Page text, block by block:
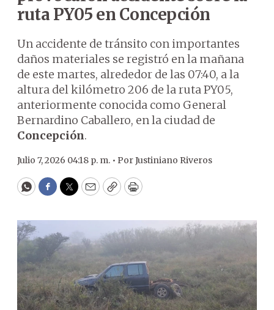
ruta PY05 en Concepción
Un accidente de tránsito con importantes
daños materiales se registró en la mañana
de este martes, alrededor de las 07:40, a la
altura del kilómetro 206 de la ruta PY05,
anteriormente conocida como General
Bernardino Caballero, en la ciudad de
Concepción.
Julio 7, 2026 04:18 p. m. • PorJustiniano Riveros
WhatsApp
Facebook
Twitter
EmailCopyPrint